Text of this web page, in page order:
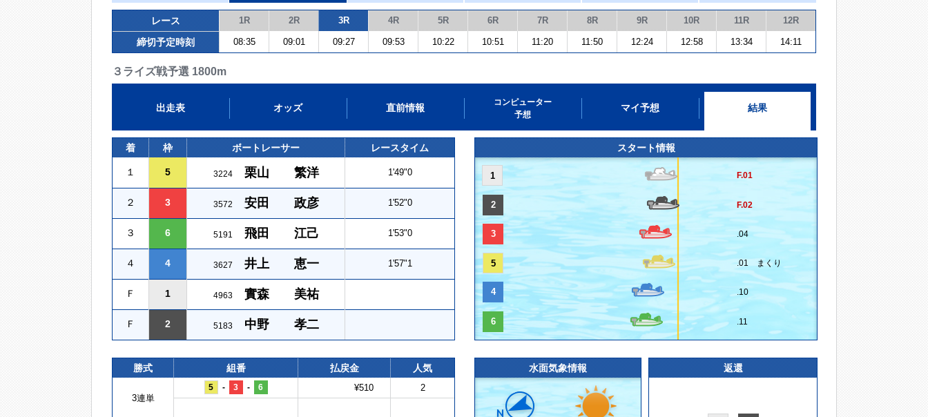
レース 1R 2R 3R 4R 5R 6R 7R 8R 9R 10R 11R 12R
締切予定時刻 08:35 09:01 09:27 09:53 10:22 10:51 11:20 11:50 12:24 12:58 13:34 14:11
３ライズ戦予選 1800m
出走表 オッズ 直前情報
コンピューター
予想
マイ予想 結果
着 枠 ボートレーサー レースタイム
１ 5 3224 栗山 繁洋 1'49"0
２ 3 3572 安田 政彦 1'52"0
３ 6 5191 飛田 江己 1'53"0
４ 4 3627 井上 恵一 1'57"1
Ｆ 1 4963 實森 美祐
Ｆ 2 5183 中野 孝二
スタート情報
1 F.01
2 F.02
3 .04
5 .01 まくり
4 .10
6 .11
勝式 組番 払戻金 人気
3連単
5 - 3 - 6 ¥510 2
水面気象情報 返還